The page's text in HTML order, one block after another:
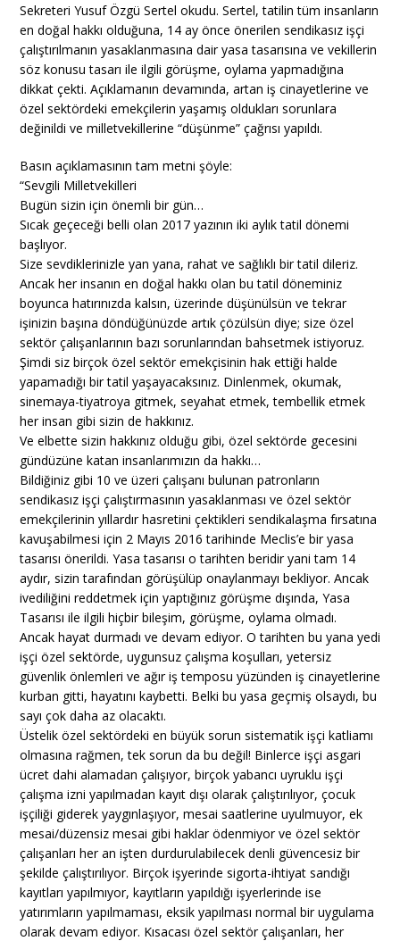
Sekreteri Yusuf Özgü Sertel okudu. Sertel, tatilin tüm insanların
en doğal hakkı olduğuna, 14 ay önce önerilen sendikasız işçi
çalıştırılmanın yasaklanmasına dair yasa tasarısına ve vekillerin
söz konusu tasarı ile ilgili görüşme, oylama yapmadığına
dikkat çekti. Açıklamanın devamında, artan iş cinayetlerine ve
özel sektördeki emekçilerin yaşamış oldukları sorunlara
değinildi ve milletvekillerine “düşünme” çağrısı yapıldı.
Basın açıklamasının tam metni şöyle:
“Sevgili Milletvekilleri
Bugün sizin için önemli bir gün…
Sıcak geçeceği belli olan 2017 yazının iki aylık tatil dönemi
başlıyor.
Size sevdiklerinizle yan yana, rahat ve sağlıklı bir tatil dileriz.
Ancak her insanın en doğal hakkı olan bu tatil döneminiz
boyunca hatırınızda kalsın, üzerinde düşünülsün ve tekrar
işinizin başına döndüğünüzde artık çözülsün diye; size özel
sektör çalışanlarının bazı sorunlarından bahsetmek istiyoruz.
Şimdi siz birçok özel sektör emekçisinin hak ettiği halde
yapamadığı bir tatil yaşayacaksınız. Dinlenmek, okumak,
sinemaya-tiyatroya gitmek, seyahat etmek, tembellik etmek
her insan gibi sizin de hakkınız.
Ve elbette sizin hakkınız olduğu gibi, özel sektörde gecesini
gündüzüne katan insanlarımızın da hakkı…
Bildiğiniz gibi 10 ve üzeri çalışanı bulunan patronların
sendikasız işçi çalıştırmasının yasaklanması ve özel sektör
emekçilerinin yıllardır hasretini çektikleri sendikalaşma fırsatına
kavuşabilmesi için 2 Mayıs 2016 tarihinde Meclis’e bir yasa
tasarısı önerildi. Yasa tasarısı o tarihten beridir yani tam 14
aydır, sizin tarafından görüşülüp onaylanmayı bekliyor. Ancak
ivediliğini reddetmek için yaptığınız görüşme dışında, Yasa
Tasarısı ile ilgili hiçbir bileşim, görüşme, oylama olmadı.
Ancak hayat durmadı ve devam ediyor. O tarihten bu yana yedi
işçi özel sektörde, uygunsuz çalışma koşulları, yetersiz
güvenlik önlemleri ve ağır iş temposu yüzünden iş cinayetlerine
kurban gitti, hayatını kaybetti. Belki bu yasa geçmiş olsaydı, bu
sayı çok daha az olacaktı.
Üstelik özel sektördeki en büyük sorun sistematik işçi katliamı
olmasına rağmen, tek sorun da bu değil! Binlerce işçi asgari
ücret dahi alamadan çalışıyor, birçok yabancı uyruklu işçi
çalışma izni yapılmadan kayıt dışı olarak çalıştırılıyor, çocuk
işçiliği giderek yaygınlaşıyor, mesai saatlerine uyulmuyor, ek
mesai/düzensiz mesai gibi haklar ödenmiyor ve özel sektör
çalışanları her an işten durdurulabilecek denli güvencesiz bir
şekilde çalıştırılıyor. Birçok işyerinde sigorta-ihtiyat sandığı
kayıtları yapılmıyor, kayıtların yapıldığı işyerlerinde ise
yatırımların yapılmaması, eksik yapılması normal bir uygulama
olarak devam ediyor. Kısacası özel sektör çalışanları, her